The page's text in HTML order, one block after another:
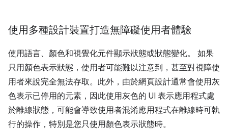
使用多種設計裝置打造無障礙使用者體驗
使用語言、顏色和視覺化元件顯示狀態或狀態變化。 如果
只用顏色表示狀態，使用者可能難以注意到，甚至對視障使
用者來說完全無法存取。此外，由於網頁設計通常會使用灰
色表示已停用的元素，因此使用灰色的 UI 表示應用程式處
於離線狀態，可能會導致使用者混淆應用程式在離線時可執
行的操作，特別是您只使用顏色表示狀態時。